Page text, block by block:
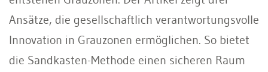
Ansätze, die gesellschaftlich verantwortungsvolle
Innovation in Grauzonen ermöglichen. So bietet
die Sandkasten-Methode einen sicheren Raum